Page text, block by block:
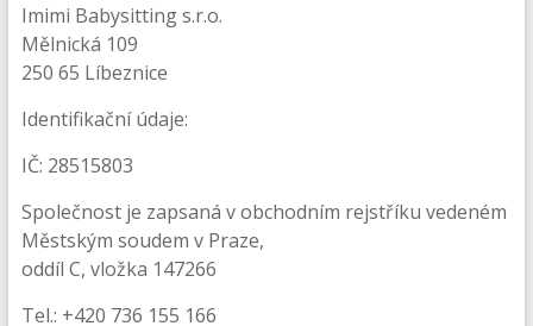
Imimi Babysitting s.r.o.
Mělnická 109
250 65 Líbeznice
Identifikační údaje:
IČ: 28515803
Společnost je zapsaná v obchodním rejstříku vedeném
Městským soudem v Praze,
oddíl C, vložka 147266
Tel.: +420 736 155 166